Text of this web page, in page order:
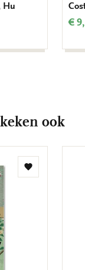
Hu
€
ook
Toevoegen